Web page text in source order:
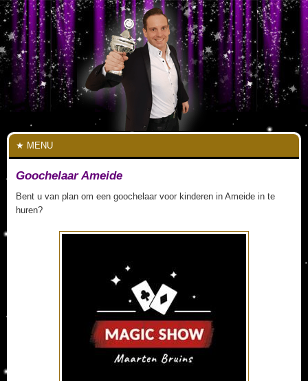
MENU
Goochelaar Ameide
Bent u van plan om een goochelaar voor kinderen in Ameide in te
huren?